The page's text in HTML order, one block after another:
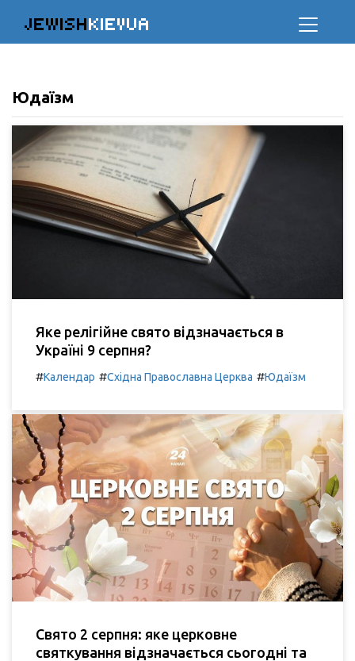
JEWISHKIEVUA
Юдаїзм
Яке релігійне свято відзначається в
Україні 9 серпня?
#Календар #Східна Православна Церква #Юдаїзм
Свято 2 серпня: яке церковне
святкування відзначається сьогодні та